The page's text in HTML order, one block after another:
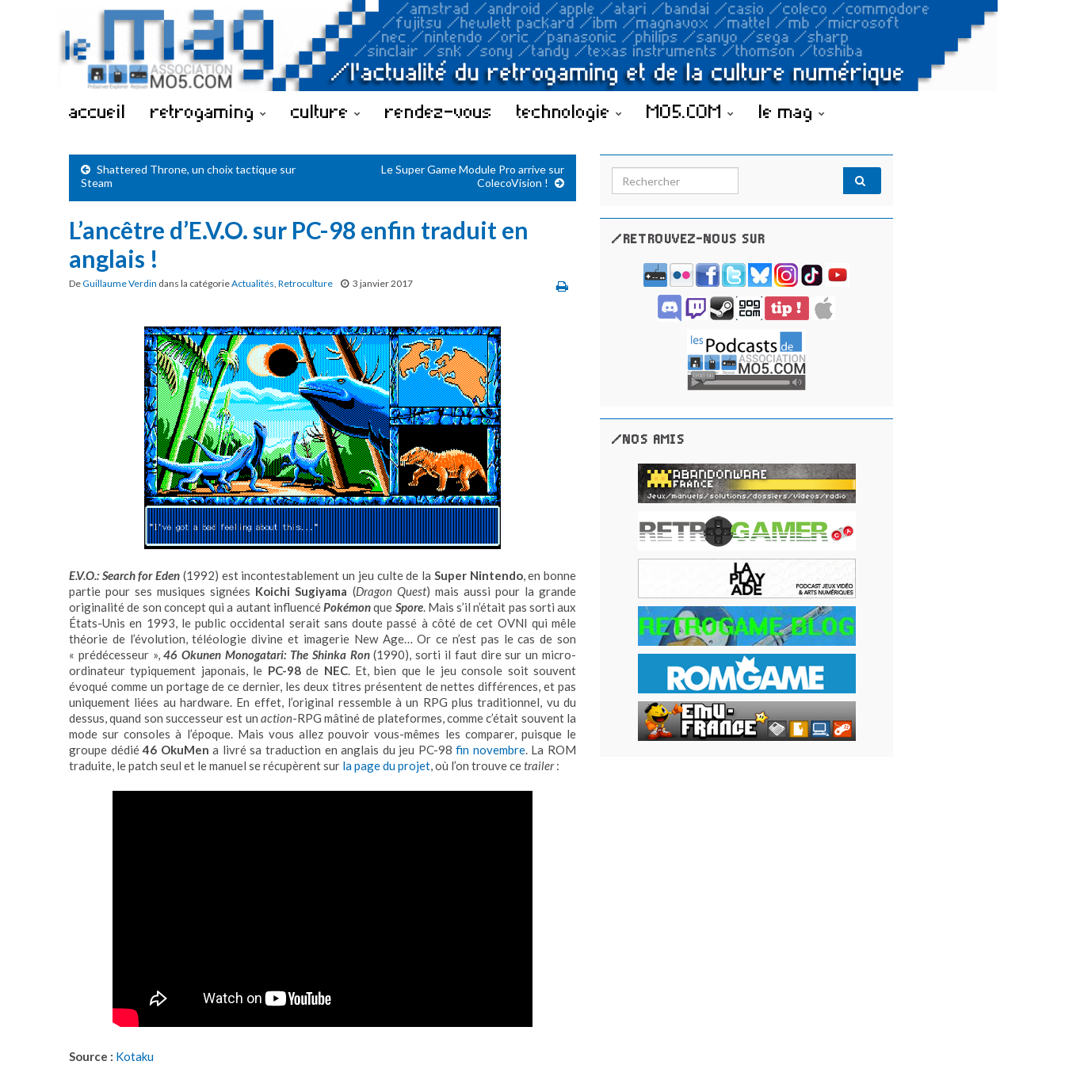
accueil retrogaming culture rendez-vous technologie MO5.COM le mag
Shattered Throne, un choix tactique sur
Steam
Le Super Game Module Pro arrive sur
ColecoVision !
L’ancêtre d’E.V.O. sur PC-98 enfin traduit en
anglais !
DeGuillaume Verdin dans la catégorieActualités, Retroculture 3 janvier 2017
E.V.O.: Search for Eden (1992) est incontestablement un jeu culte de la Super Nintendo, en bonne
partie pour ses musiques signées Koichi Sugiyama (Dragon Quest) mais aussi pour la grande
originalité de son concept qui a autant influencéPokémonque Spore. Mais s’il n’était pas sorti aux
États-Unis en 1993, le public occidental serait sans doute passé à côté de cet OVNI qui mêle
théorie de l’évolution, téléologie divine et imagerie New Age… Or ce n’est pas le cas de son
« prédécesseur »,46 Okunen Monogatari: The Shinka Ron(1990), sorti il faut dire sur un micro-
ordinateur typiquement japonais, le PC-98de NEC. Et, bien que le jeu console soit souvent
évoqué comme un portage de ce dernier, les deux titres présentent de nettes différences, et pas
uniquement liées au hardware. En effet, l’original ressemble à un RPG plus traditionnel, vu du
dessus, quand son successeur est un action-RPG mâtiné de plateformes, comme c’était souvent la
mode sur consoles à l’époque. Mais vous allez pouvoir vous-mêmes les comparer, puisque le
groupe dédié46 OkuMen a livré sa traduction en anglais du jeu PC-98fin novembre. La ROM
traduite, le patch seul et le manuel se récupèrent sur la page du projet, où l’on trouve cetrailer:
Source : Kotaku
Search for:
/RETROUVEZ-NOUS SUR
/NOS AMIS